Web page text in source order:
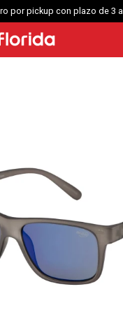
por pickup con plazo de 3